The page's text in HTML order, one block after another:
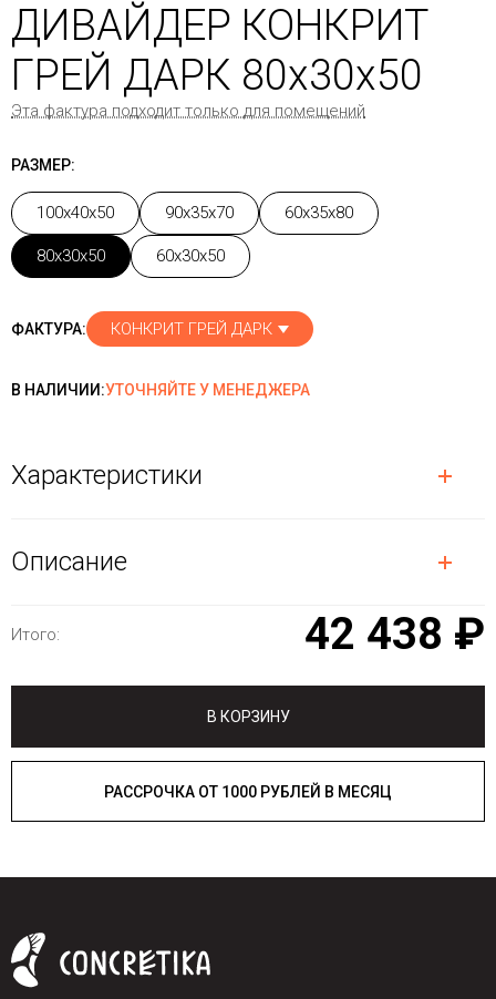
ДИВАЙДЕР КОНКРИТ
ГРЕЙ ДАРК 80x30x50
Эта фактура подходит только для помещений
РАЗМЕР:
100x40x50 90x35x70 60x35x80
80x30x50 60x30x50
ФАКТУРА: КОНКРИТ ГРЕЙ ДАРК
В НАЛИЧИИ:УТОЧНЯЙТЕ У МЕНЕДЖЕРА
Характеристики
Описание
Итого: 42 438 ₽
В КОРЗИНУ
РАССРОЧКА ОТ 1000 РУБЛЕЙ В МЕСЯЦ